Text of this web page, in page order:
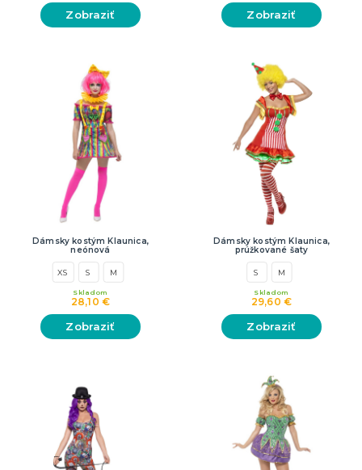
Zobraziť Zobraziť
Dámsky kostým Klaunica,
neónová
XS S M
28,10 €
Skladom
Zobraziť
Dámsky kostým Klaunica,
prúžkované šaty
S M
29,60 €
Skladom
Zobraziť